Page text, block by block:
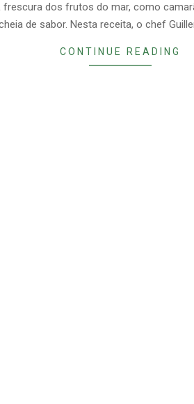
dos frutos do mar, como
de sabor. Nesta receita, o chef
CONTINUE READING